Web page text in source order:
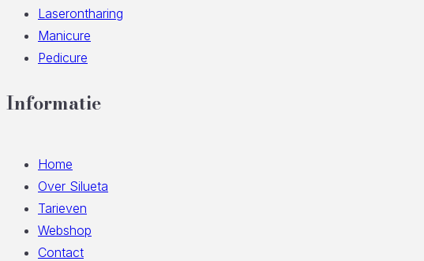
Laserontharing
Manicure
Pedicure
Informatie
Home
Over Silueta
Tarieven
Webshop
Contact